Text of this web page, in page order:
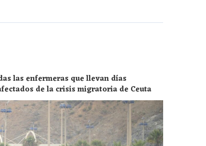
las enfermeras que llevan días
de la crisis migratoria de Ceuta